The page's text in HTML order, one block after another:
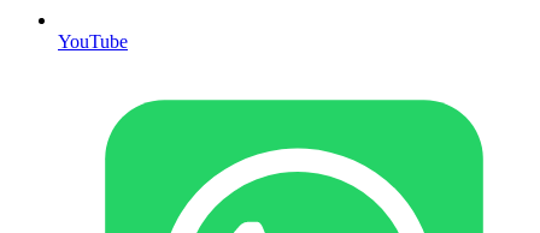
YouTube